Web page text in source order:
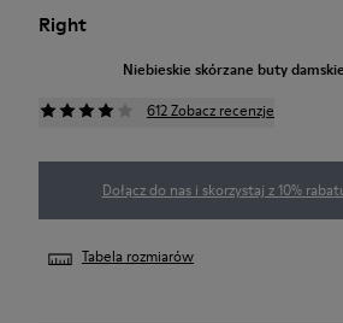
Right
Niebieskie skórzane buty
612 Zobacz recenzje
Dołącz do nas i skorzystaj z 10%
Tabela rozmiarów